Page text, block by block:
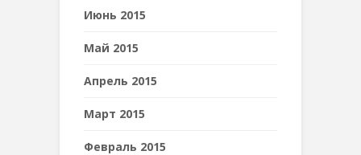
Июнь 2015
Май 2015
Апрель 2015
Март 2015
Февраль 2015